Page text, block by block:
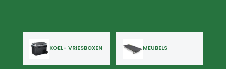
KOEL- VRIESBOXEN MEUBELS